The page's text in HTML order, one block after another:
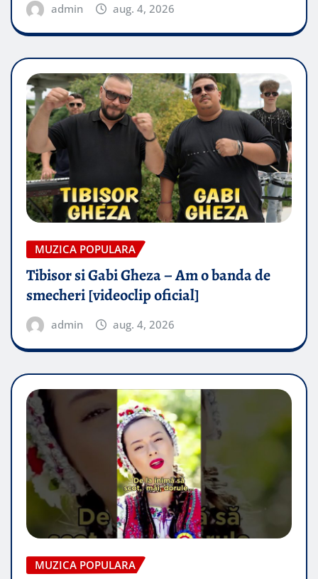
admin aug. 4, 2026
MUZICA POPULARA
Tibisor si Gabi Gheza – Am o banda de
smecheri [videoclip oficial]
admin aug. 4, 2026
MUZICA POPULARA